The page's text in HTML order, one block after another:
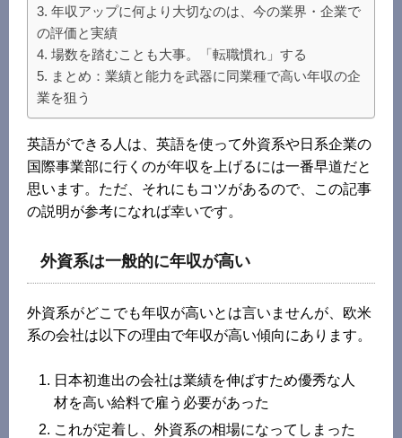
年収アップに何より大切なのは、今の業界・企業で
の評価と実績
場数を踏むことも大事。「転職慣れ」する
まとめ：業績と能力を武器に同業種で高い年収の企
業を狙う
英語ができる人は、英語を使って外資系や日系企業の
国際事業部に行くのが年収を上げるには一番早道だと
思います。ただ、それにもコツがあるので、この記事
の説明が参考になれば幸いです。
外資系は一般的に年収が高い
外資系がどこでも年収が高いとは言いませんが、欧米
系の会社は以下の理由で年収が高い傾向にあります。
日本初進出の会社は業績を伸ばすため優秀な人
材を高い給料で雇う必要があった
これが定着し、外資系の相場になってしまった